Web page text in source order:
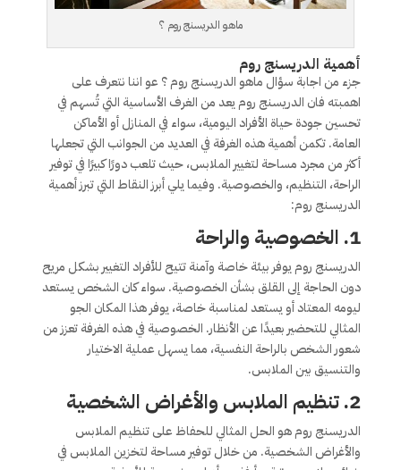
ماهو الدريسنج روم ؟
أهمية الدريسنج روم
جزء من اجابة سؤال ماهو الدريسنج روم ؟ عو اننا نتعرف على
اهمبته فان الدريسنج روم يعد من الغرف الأساسية التي تُسهم في
تحسين جودة حياة الأفراد اليومية، سواء في المنازل أو الأماكن
العامة. تكمن أهمية هذه الغرفة في العديد من الجوانب التي تجعلها
أكثر من مجرد مساحة لتغيير الملابس، حيث تلعب دورًا كبيرًا في توفير
الراحة، التنظيم، والخصوصية. وفيما يلي أبرز النقاط التي تبرز أهمية
الدريسنج روم:
1. الخصوصية والراحة
الدريسنج روم يوفر بيئة خاصة وآمنة تتيح للأفراد التغيير بشكل مريح
دون الحاجة إلى القلق بشأن الخصوصية. سواء كان الشخص يستعد
ليومه المعتاد أو يستعد لمناسبة خاصة، يوفر هذا المكان الجو
المثالي للتحضير بعيدًا عن الأنظار. الخصوصية في هذه الغرفة تعزز من
شعور الشخص بالراحة النفسية، مما يسهل عملية الاختيار
والتنسيق بين الملابس.
2. تنظيم الملابس والأغراض الشخصية
الدريسنج روم هو الحل المثالي للحفاظ على تنظيم الملابس
والأغراض الشخصية. من خلال توفير مساحة لتخزين الملابس في